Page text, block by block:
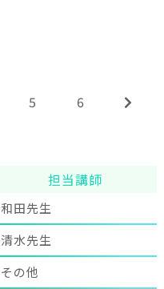
5 6
担当講師
和田先生
清水先生
その他